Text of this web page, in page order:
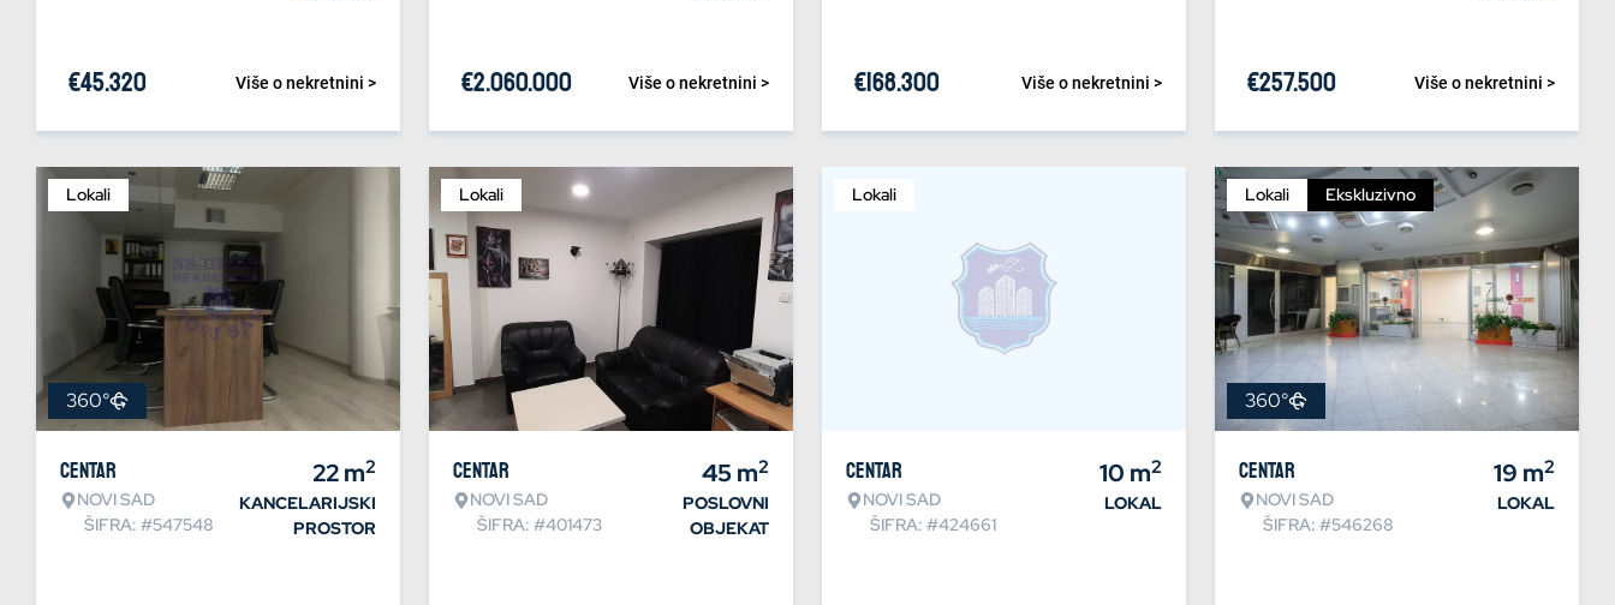
Više o nekretnini >
€45.320 Više o nekretnini >
€2.060.000 Više o nekretnini >
€168.300 Više o nekretnini >
€257.500
Lokali
360°
Centar
NOVI SAD
ŠIFRA: #547548
22m2
KANCELARIJSKI
PROSTOR
Lokali
Centar
NOVI SAD
ŠIFRA: #401473
45m2
POSLOVNI
OBJEKAT
Lokali
Centar
NOVI SAD
ŠIFRA: #424661
10 m2
LOKAL
Lokali Ekskluzivno
360°
Centar
NOVI SAD
ŠIFRA: #546268
19 m2
LOKAL